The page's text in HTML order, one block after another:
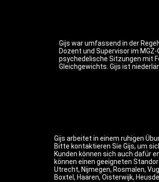
Gijs war umfassend in der
Dozent und Supervisor im
psychedelische Sitzungen mit
Gleichgewichts. Gijs ist
Gijs arbeitet in einem ruhigen
Bitte kontaktieren Sie Gijs, um
Kunden können sich auch dafür
können einen geeigneten
Utrecht, Nijmegen, Rosmalen,
Boxtel, Haaren, Oisterwijk,